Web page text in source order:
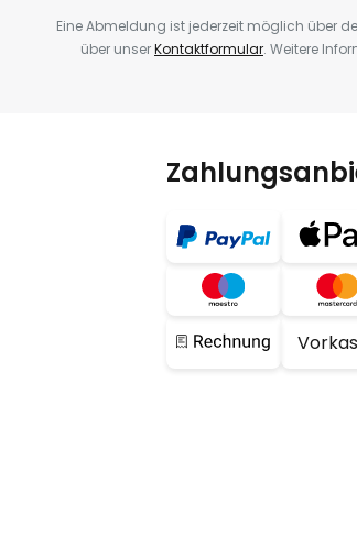
Eine Abmeldung ist jederzeit möglich über
über unserKontaktformular. Weitere